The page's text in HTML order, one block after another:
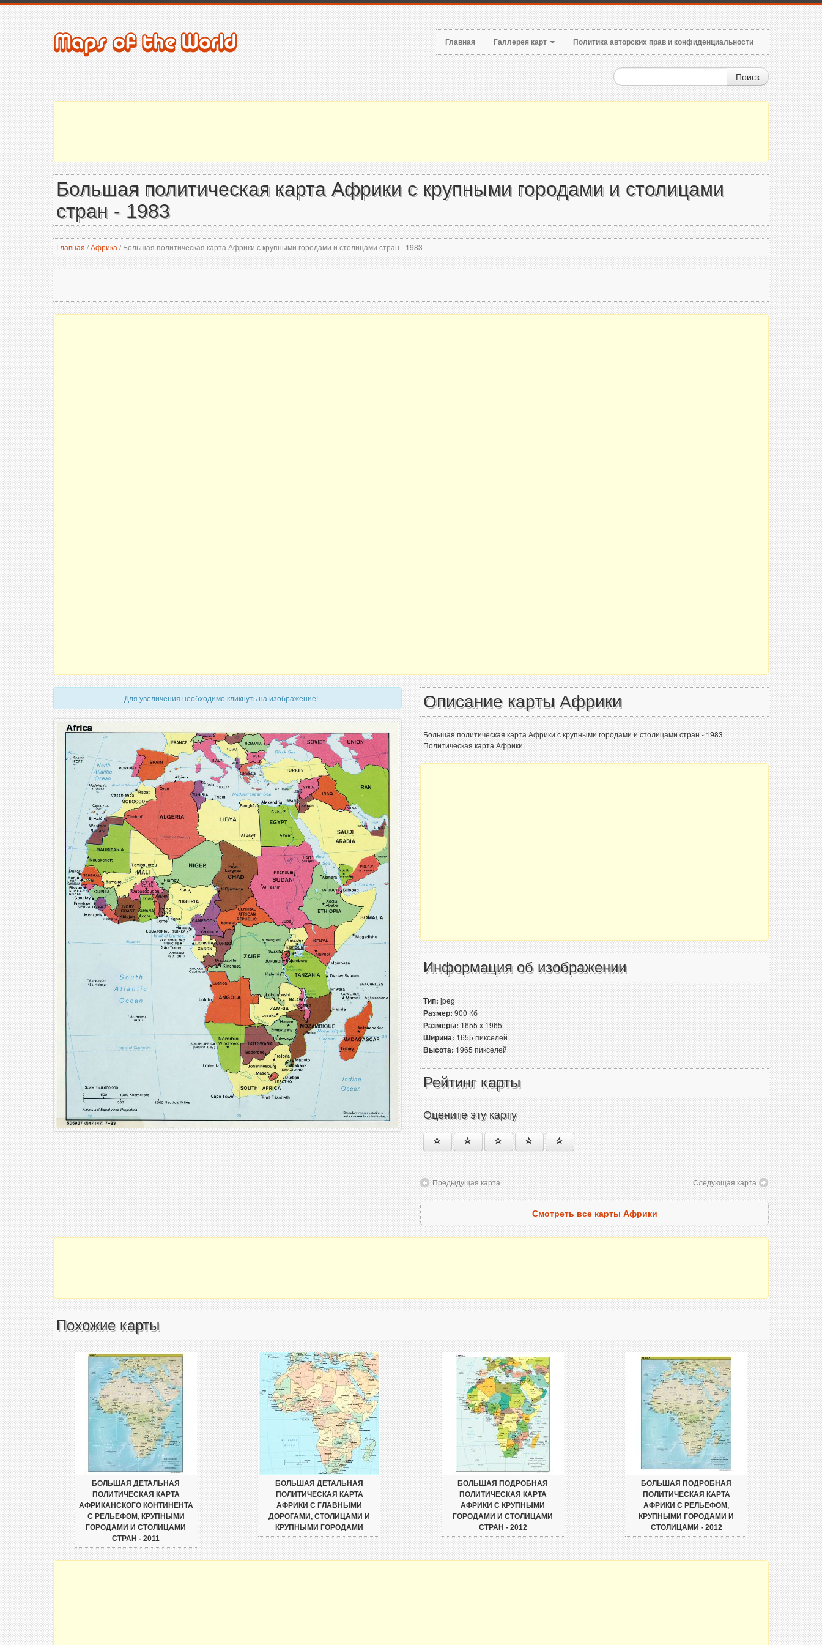
Главная Галлерея карт Политика авторских прав и конфиденциальности
Поиск
Большая политическая карта Африки с крупными городами и столицами
стран - 1983
Главная /Африка /Большая политическая карта Африки с крупными городами и столицами стран - 1983
Для увеличения необходимо кликнуть на изображение! Описание карты Африки
Большая политическая карта Африки с крупными городами и столицами стран - 1983.
Политическая карта Африки.
Информация об изображении
Тип:jpeg
Размер:900 Кб
Размеры:1655 x 1965
Ширина:1655 пикселей
Высота:1965 пикселей
Рейтинг карты
Оцените эту карту
Предыдущая карта Следующая карта
Смотреть все карты Африки
Похожие карты
БОЛЬШАЯ ДЕТАЛЬНАЯ
ПОЛИТИЧЕСКАЯ КАРТА
АФРИКАНСКОГО КОНТИНЕНТА
С РЕЛЬЕФОМ, КРУПНЫМИ
ГОРОДАМИ И СТОЛИЦАМИ
СТРАН - 2011
БОЛЬШАЯ ДЕТАЛЬНАЯ
ПОЛИТИЧЕСКАЯ КАРТА
АФРИКИ С ГЛАВНЫМИ
ДОРОГАМИ, СТОЛИЦАМИ И
КРУПНЫМИ ГОРОДАМИ
БОЛЬШАЯ ПОДРОБНАЯ
ПОЛИТИЧЕСКАЯ КАРТА
АФРИКИ С КРУПНЫМИ
ГОРОДАМИ И СТОЛИЦАМИ
СТРАН - 2012
БОЛЬШАЯ ПОДРОБНАЯ
ПОЛИТИЧЕСКАЯ КАРТА
АФРИКИ С РЕЛЬЕФОМ,
КРУПНЫМИ ГОРОДАМИ И
СТОЛИЦАМИ - 2012